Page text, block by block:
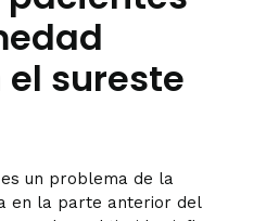
sureste
un problema de la
en la parte anterior del